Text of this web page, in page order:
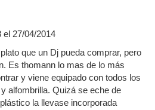
el 27/04/2014
que un Dj pueda comprar, pero
Es thomann lo mas de lo más
y viene equipado con todos los
alfombrilla. Quizá se eche de
la llevase incorporada